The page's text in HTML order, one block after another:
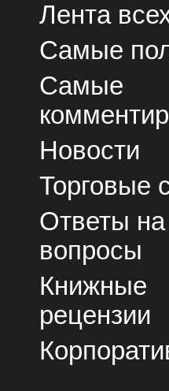
Лента
Самые
Самые
Новости
Торговые
Ответы на
вопросы
Книжные
рецензии